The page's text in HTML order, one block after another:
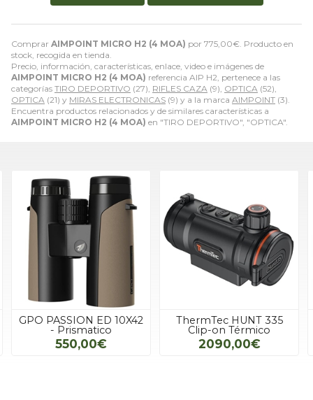
Comprar AIMPOINT MICRO H2 (4 MOA) por 775,00€ . Producto en
stock, recogida en tienda.
Precio, información, características, enlace, video e imágenes de
AIMPOINT MICRO H2 (4 MOA) referencia AIP H2, pertenece a las
categorías TIRO DEPORTIVO (27), RIFLES CAZA (9), OPTICA (52),
OPTICA (21) y MIRAS ELECTRONICAS (9) y a la marca AIMPOINT (3).
Encuentra productos relacionados y de similares características a
AIMPOINT MICRO H2 (4 MOA) en "TIRO DEPORTIVO", "OPTICA".
GPO PASSION ED 10X42
- Prismatico
550,00€
ThermTec HUNT 335
Clip-on Térmico
2090,00€